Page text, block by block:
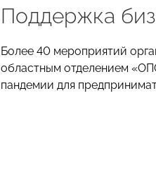
Поддержка
Более 40 мероприятий
областным отделением
пандемии для